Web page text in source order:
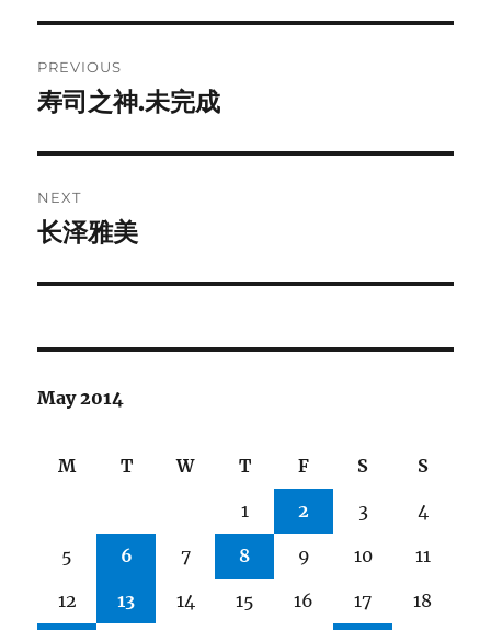
navigation
PREVIOUS
Previous
寿司之神.未完成
NEXT
Next
长泽雅美
May 2014
M T W T F S S
1 2 3 4
5 6 7 8 9 10 11
12 13 14 15 16 17 18